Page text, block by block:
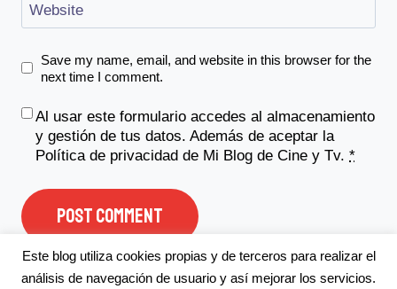
Website
Save my name, email, and website in this browser for the
next time I comment.
Al usar este formulario accedes al almacenamiento
y gestión de tus datos. Además de aceptar la
Política de privacidad de Mi Blog de Cine y Tv.*
Este blog utiliza cookies propias y de terceros para realizar el
análisis de navegación de usuario y así mejorar los servicios.